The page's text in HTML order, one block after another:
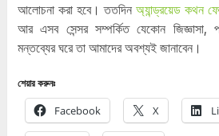
আলোচনা করা হবে। ততদিন অ্যান্ড্রয়েড কথন
আর এসব সেন্সর সম্পর্কিত যেকোন জিজ্ঞাসা,
মন্তব্যের ঘরে তা আমাদের অবশ্যই জানাবেন।
শেয়ার করুনঃ
Facebook X